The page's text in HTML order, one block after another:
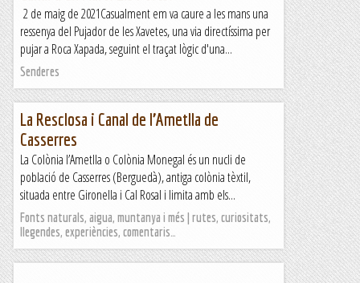
2 de maig de 2021Casualment em va caure a les mans una
ressenya del Pujador de les Xavetes, una via directíssima per
pujar a Roca Xapada, seguint el traçat lògic d'una...
Senderes
La Resclosa i Canal de l’Ametlla de
Casserres
La Colònia l’Ametlla o Colònia Monegal és un nucli de
població de Casserres (Berguedà), antiga colònia tèxtil,
situada entre Gironella i Cal Rosal i limita amb els...
Fonts naturals, aigua, muntanya i més | rutes, curiositats,
llegendes, experiències, comentaris…